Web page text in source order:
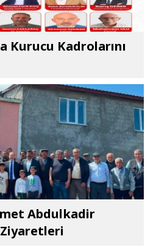
Kurucu Kadrolarını
Abdulkadir